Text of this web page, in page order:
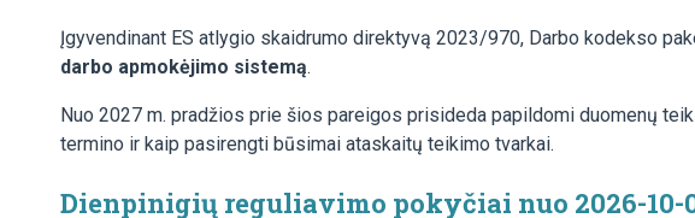
Įgyvendinant ES atlygio skaidrumo direktyvą 2023/970, Darbo kodekso
darbo apmokėjimo sistemą.
Nuo 2027 m. pradžios prie šios pareigos prisideda papildomi duomenų
termino ir kaip pasirengti būsimai ataskaitų teikimo tvarkai.
Dienpinigių reguliavimo pokyčiai nuo 2026-10-